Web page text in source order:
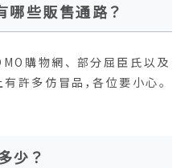
哪些販售通路？
購物網、 部分屈臣氏以及
許多仿冒品，各位要小心。
少？